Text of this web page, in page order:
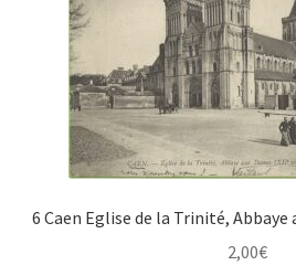
6 Caen Eglise de la Trinité, Abbaye
2,00€